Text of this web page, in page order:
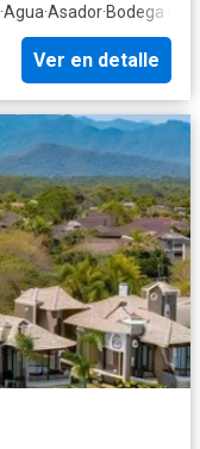
·Agua·Asador·Bodega
Ver en detalle